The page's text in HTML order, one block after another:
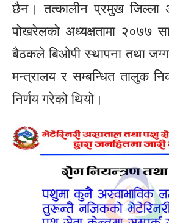
छैन। तत्कालीन प्रमुख जिल्ला
पोखरेलको अध्यक्षतामा २०७७
बैठकले बिओपी स्थापना तथा जग्गा
मन्त्रालय र सम्बन्धित तालुक
निर्णय गरेको थियो।